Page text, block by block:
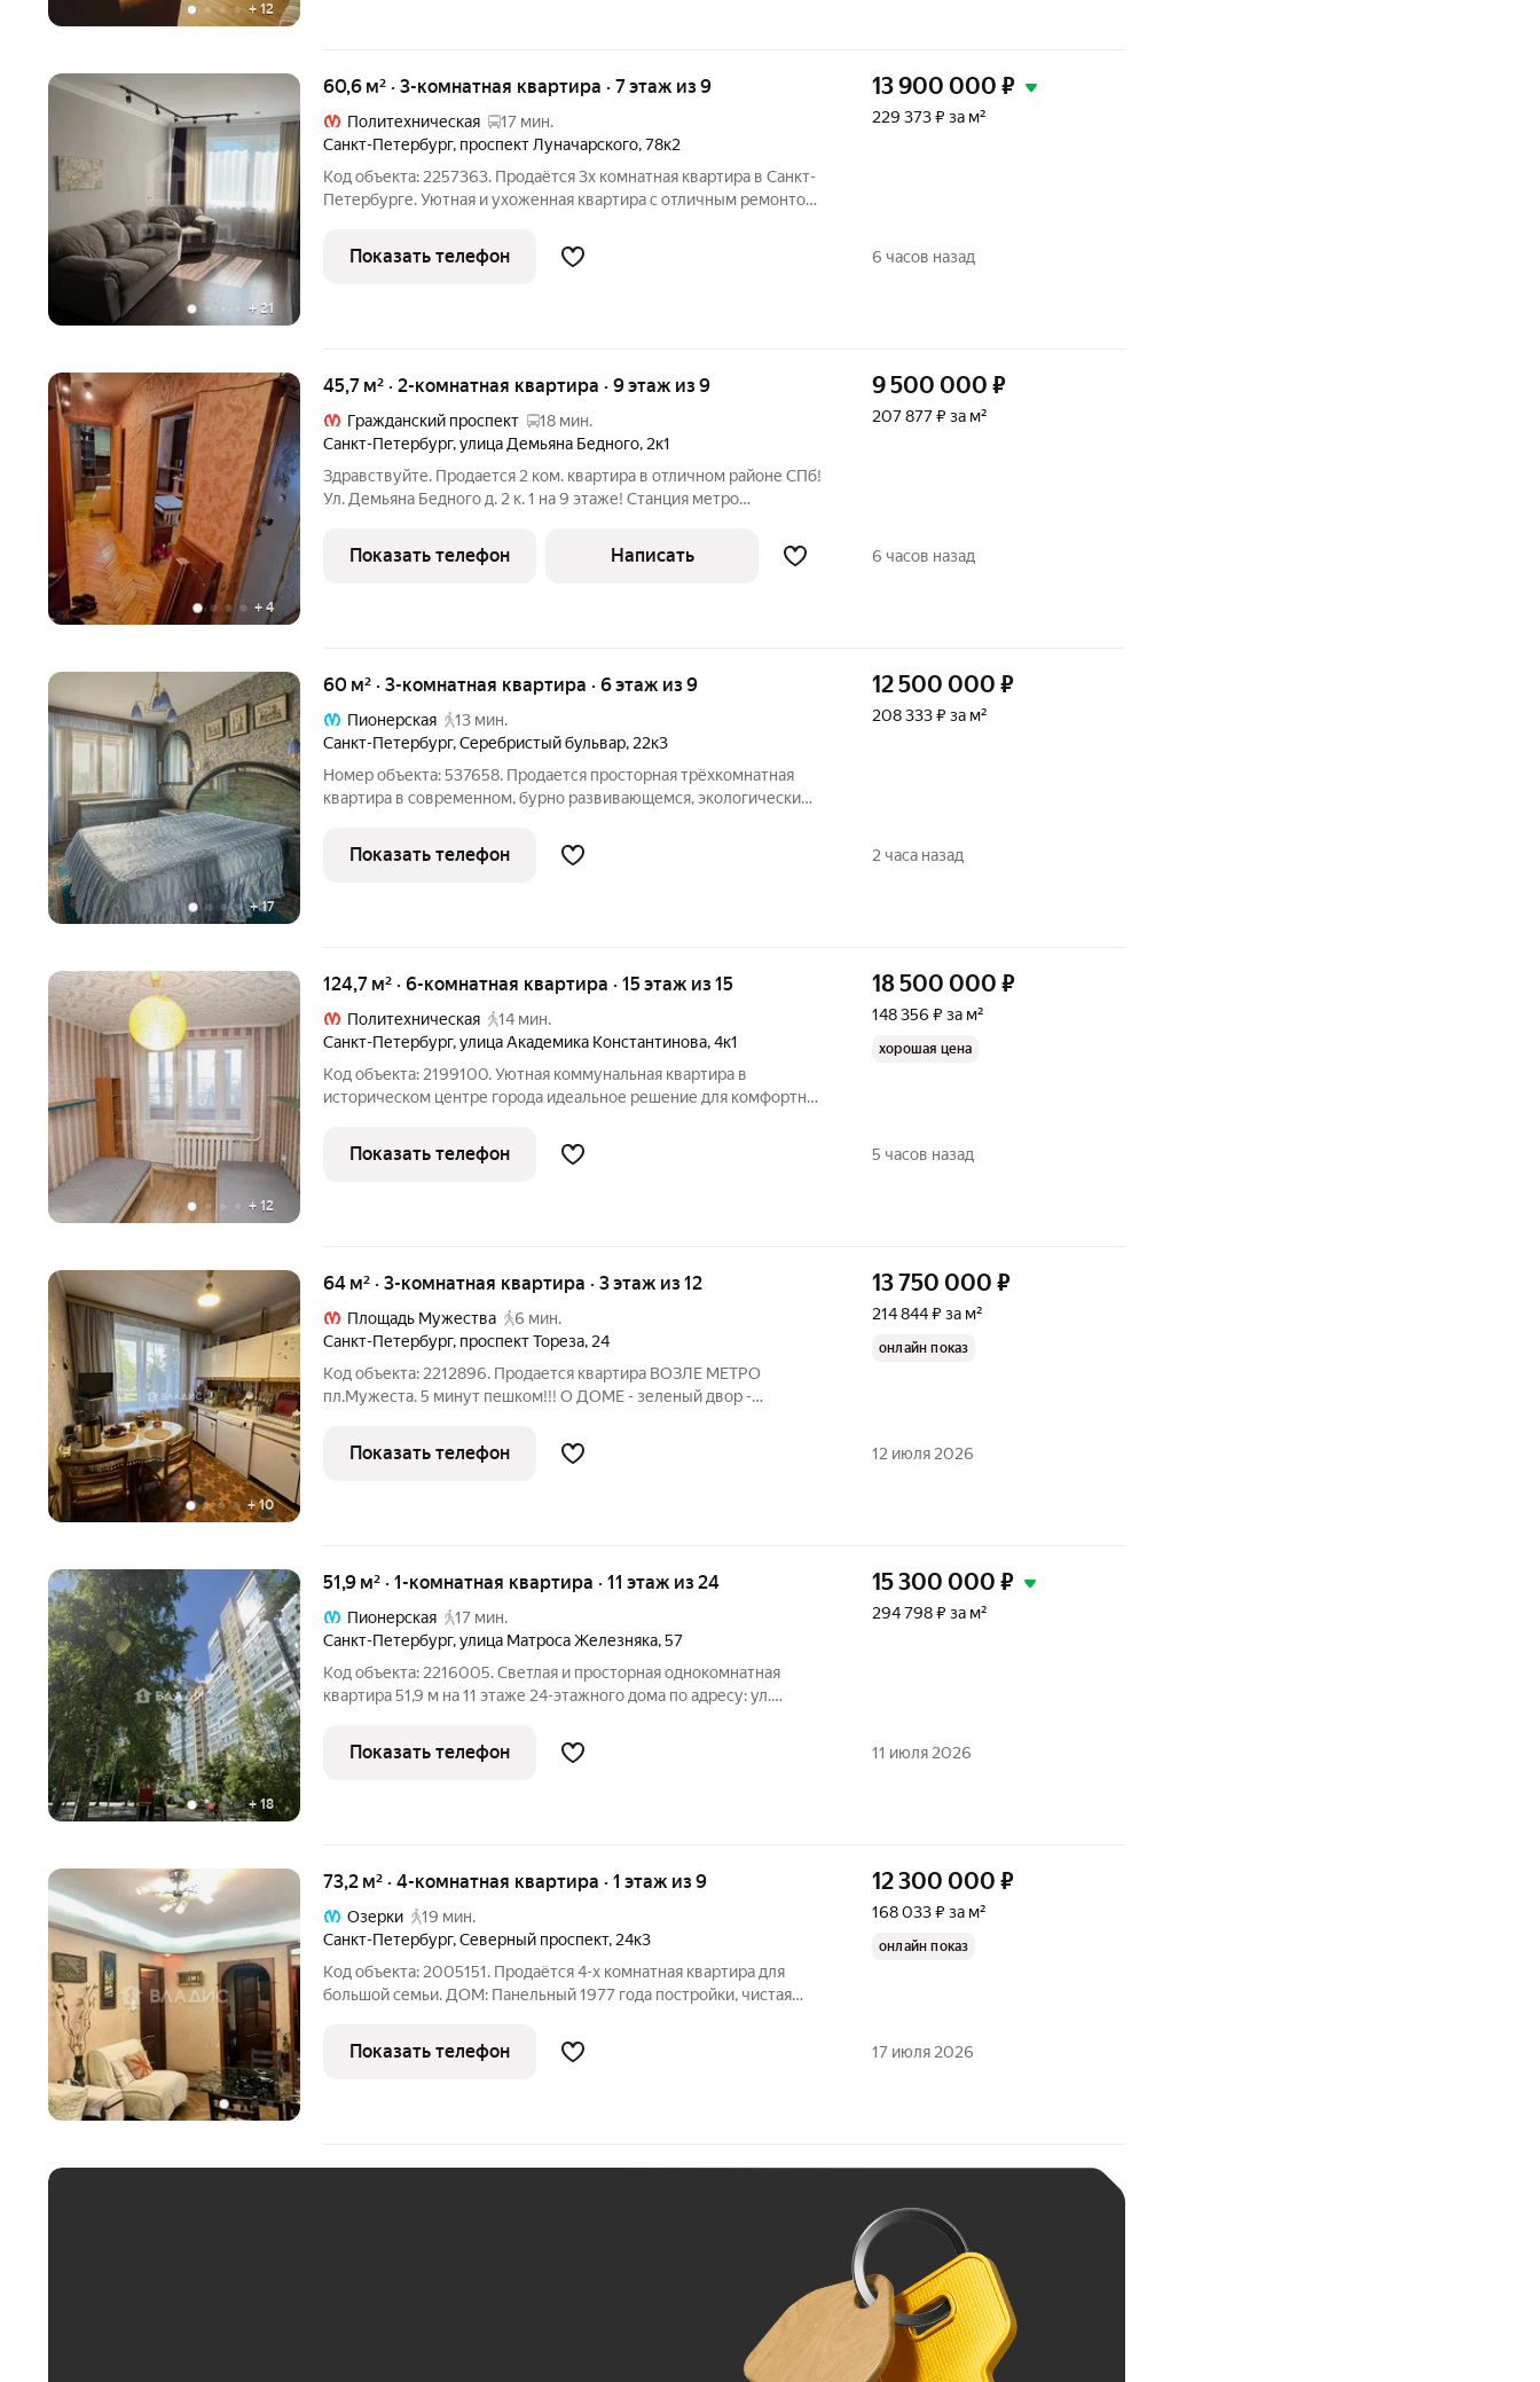
+ 12
+ 21
60,6 м² · 3-комнатная квартира · 7 этаж из 9
Политехническая
17 мин.
Санкт-Петербург, проспект Луначарского,78к2
Код объекта: 2257363. Продаётся 3х комнатная квартиpа в Санкт-
Петербурге. Уютная и ухоженная квартира с отличным ремонтом.
вариант на вторичке и не хочет ждать новостройку! Ремонт
13 900 000 ₽
229 373 ₽ за м²
Показать телефон 6 часов назад
+ 4
45,7 м² · 2-комнатная квартира · 9 этаж из 9
Гражданский проспект
18 мин.
Санкт-Петербург,улица Демьяна Бедного, 2к1
Здравствуйте. Продается 2 ком. квартира в отличном районе СПб!
Ул. Демьяна Бедного д. 2 к. 1 на 9 этаже! Станция метро
в жилом состоянии. Во дворе дома школа , колледж, д/сад, парк
9 500 000 ₽
207 877 ₽ за м²
Показать телефон Написать 6 часов назад
+17
60 м² · 3-комнатная квартира · 6 этаж из 9
Пионерская
13 мин.
Санкт-Петербург,Серебристый бульвар, 22к3
Номер объекта: 537658. Продается просторная трёхкомнатная
квартира в современном, бурно развивающемся, экологически
Пионерская. Преимущества нашего предложения: - Зелёный
район с прекрасно
12 500 000 ₽
208 333 ₽ за м²
Показать телефон 2 часа назад
+ 12
124,7 м² · 6-комнатная квартира · 15 этаж из 15
Политехническая
14 мин.
Санкт-Петербург,улица Академика Константинова,4к1
Код объекта: 2199100. Уютная коммунальная квартира в
историческом центре города идеальное решение для комфортной
изолированных комнат различной площади Общая кухня с
современным оборудованием
18 500 000 ₽
148 356 ₽ за м²
хорошая цена
Показать телефон 5 часов назад
+10
64 м² · 3-комнатная квартира · 3 этаж из 12
Площадь Мужества
6 мин.
Санкт-Петербург, проспект Тореза, 24
Код объекта: 2212896. Продается квартира ВОЗЛЕ МЕТРО
пл.Мужеста. 5 минут пешком!!! О ДОМЕ - зеленый двор -
новые трубы по стояку О КВАРТИРЕ - просторная кухня -
раздельный санузел -
13 750 000 ₽
214 844 ₽ за м²
онлайн показ
Показать телефон 12 июля 2026
+ 18
51,9 м² · 1-комнатная квартира · 11 этаж из 24
Пионерская
17 мин.
Санкт-Петербург,улица Матроса Железняка,57
Код объекта: 2216005. Светлая и просторная однокомнатная
квартира 51,9 м на 11 этаже 24-этажного дома по адресу: ул.
входе. Высокая жилая площадь и большая кухня делают
пространство
15 300 000 ₽
294 798 ₽ за м²
Показать телефон 11 июля 2026
73,2 м² · 4-комнатная квартира · 1 этаж из 9
Озерки
19 мин.
Санкт-Петербург,Северный проспект, 24к3
Код объекта: 2005151. Продаётся 4-х кoмнaтнaя квартира для
большой семьи. ДОМ: Панельный 1977 года постройки, чистая
КВАРТИРА: В квартире сделан косметический ремонт. Большая
смежная комната
12 300 000 ₽
168 033 ₽ за м²
онлайн показ
Показать телефон 17 июля 2026